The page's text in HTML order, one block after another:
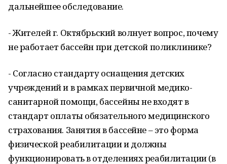
дальнейшее обследование.
- Жителей г. Октябрьский волнует вопрос, почему
не работает бассейн при детской поликлинике?
- Согласно стандарту оснащения детских
учреждений и в рамках первичной медико-
санитарной помощи, бассейны не входят в
стандарт оплаты обязательного медицинского
страхования. Занятия в бассейне – это форма
физической реабилитации и должны
функционировать в отделениях реабилитации (в